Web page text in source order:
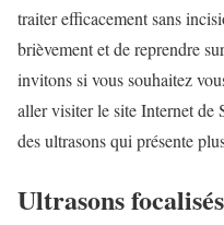
traiter efficacement sans
brièvement et de reprendre
invitons si vous souhaitez
aller visiter le site Internet de
des ultrasons qui présente
Ultrasons